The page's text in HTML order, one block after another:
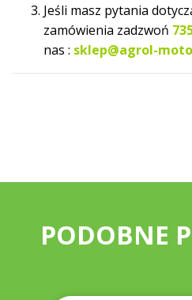
Jeśli masz pytania
zamówienia zadzwoń
nas : sklep@agrol-
PODOBNE